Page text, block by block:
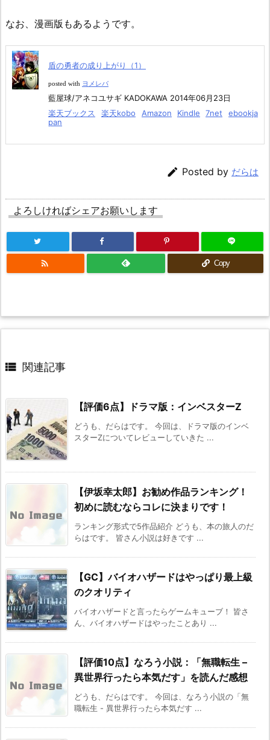
なお、漫画版もあるようです。
盾の勇者の成り上がり（1）
posted with ヨメレバ
藍屋球/アネコユサギ KADOKAWA 2014年06月23日
楽天ブックス
楽天kobo Amazon Kindle 7net
ebookja
pan
 Posted by だらは
よろしければシェアお願いします
 Copy
 関連記事
【評価6点】ドラマ版：インベスターZ
どうも、だらはです。 今回は、ドラマ版のインベ
スターZについてレビューしていきた ...
【伊坂幸太郎】お勧め作品ランキング！
初めに読むならコレに決まりです！
ランキング形式で5作品紹介 どうも、本の旅人のだ
らはです。 皆さん小説は好きです ...
【GC】バイオハザードはやっぱり最上級
のクオリティ
バイオハザードと言ったらゲームキューブ！ 皆さ
ん、バイオハザードはやったことあり ...
【評価10点】なろう小説：「無職転生 –
異世界行ったら本気だす」を読んだ感想
どうも、だらはです。 今回は、なろう小説の「無
職転生 - 異世界行ったら本気だす ...